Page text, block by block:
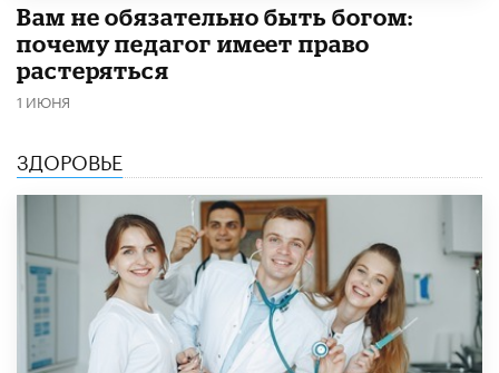
​Вам не обязательно быть богом:
почему педагог имеет право
растеряться
1 ИЮНЯ
ЗДОРОВЬЕ